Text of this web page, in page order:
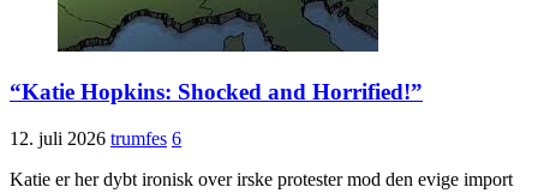
“Katie Hopkins: Shocked and Horrified!”
12. juli 2026 trumfes 6
Katie er her dybt ironisk over irske protester mod den evige import